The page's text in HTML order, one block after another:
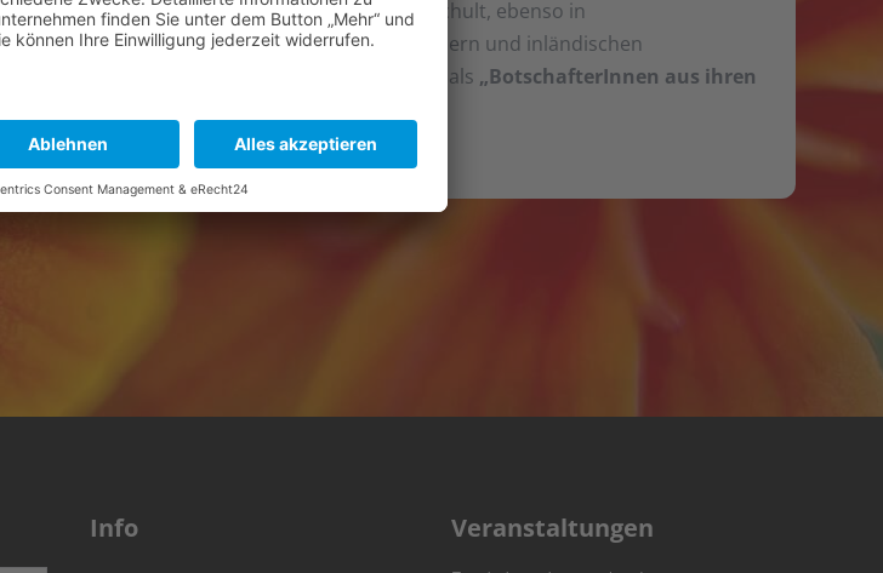
Studierenden entwicklungspolitisch geschult, ebenso in
ist es, den Austausch zwischen den Teilnehmern und inländischen
- zu fördern und die Studierenden als „BotschafterInnen aus ihren
Info Veranstaltungen